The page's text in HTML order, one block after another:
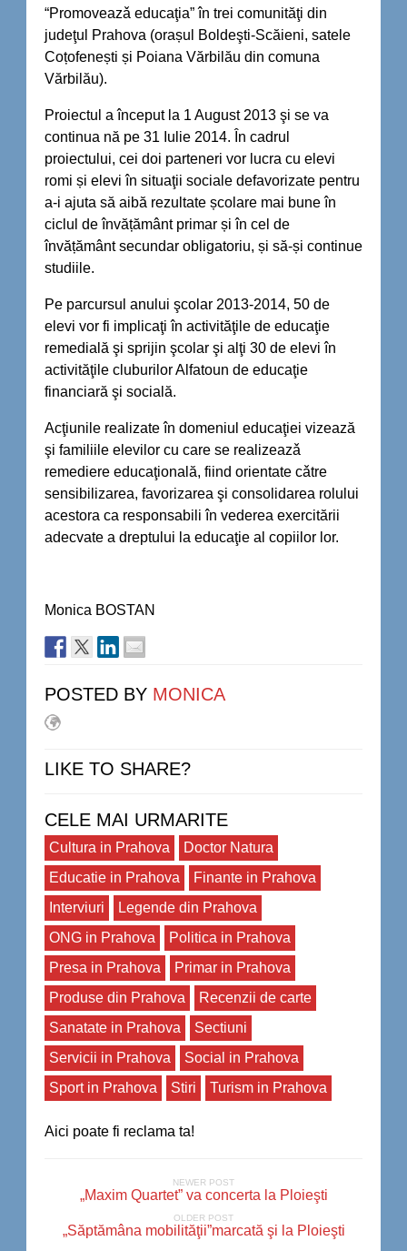
“Promoveazǎ educaţia” în trei comunităţi din
judeţul Prahova (orașul Boldeşti-Scăieni, satele
Coțofenești și Poiana Vărbilău din comuna
Vărbilău).
Proiectul a început la 1 August 2013 şi se va
continua nă pe 31 Iulie 2014. În cadrul
proiectului, cei doi parteneri vor lucra cu elevi
romi și elevi în situaţii sociale defavorizate pentru
a-i ajuta să aibă rezultate școlare mai bune în
ciclul de învățământ primar și în cel de
învățământ secundar obligatoriu, și să-și continue
studiile.
Pe parcursul anului şcolar 2013-2014, 50 de
elevi vor fi implicaţi în activităţile de educaţie
remedială şi sprijin şcolar şi alţi 30 de elevi în
activităţile cluburilor Alfatoun de educaţie
financiară şi socială.
Acţiunile realizate în domeniul educaţiei vizează
şi familiile elevilor cu care se realizeazǎ
remediere educaţională, fiind orientate cǎtre
sensibilizarea, favorizarea şi consolidarea rolului
acestora ca responsabili în vederea exercitării
adecvate a dreptului la educaţie al copiilor lor.
Monica BOSTAN
POSTED BY MONICA
LIKE TO SHARE?
CELE MAI URMARITE
Cultura in Prahova
Doctor Natura
Educatie in Prahova
Finante in Prahova
Interviuri
Legende din Prahova
ONG in Prahova
Politica in Prahova
Presa in Prahova
Primar in Prahova
Produse din Prahova
Recenzii de carte
Sanatate in Prahova
Sectiuni
Servicii in Prahova
Social in Prahova
Sport in Prahova
Stiri Turism in Prahova
Aici poate fi reclama ta!
NEWER POST
„Maxim Quartet” va concerta la Ploieşti
OLDER POST
„Săptămâna mobilităţii”marcată şi la Ploieşti